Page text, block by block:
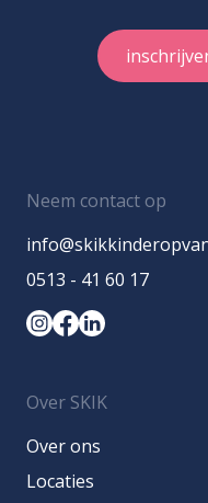
Neem contact op
0513 - 41 60 17
Over SKIK
Over ons
Locaties